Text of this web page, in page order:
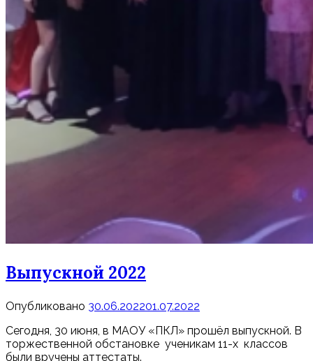
Выпускной 2022
Опубликовано 30.06.202201.07.2022
Сегодня, 30 июня, в МАОУ «ПКЛ» прошёл выпускной. В
торжественной обстановке ученикам 11-х классов
были вручены аттестаты.